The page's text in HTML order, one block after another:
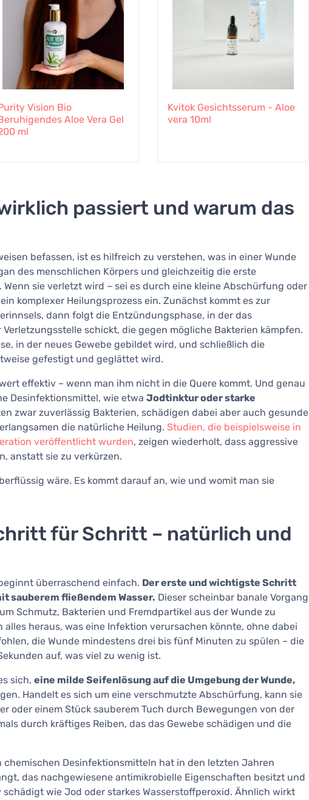
Vision Bio
Aloe Vera Gel
ml
Kvitok Gesichtsserum - Aloe
vera 10ml
passiert und warum das
befassen, ist es hilfreich zu verstehen, was in einer Wunde
des menschlichen Körpers und gleichzeitig die erste
sie verletzt wird – sei es durch eine kleine Abschürfung oder
komplexer Heilungsprozess ein. Zunächst kommt es zur
dann folgt die Entzündungsphase, in der das
schickt, die gegen mögliche Bakterien kämpfen.
in der neues Gewebe gebildet wird, und schließlich die
gefestigt und geglättet wird.
effektiv – wenn man ihm nicht in die Quere kommt. Und genau
Desinfektionsmittel, wie etwa Jodtinktur oder starke
zwar zuverlässig Bakterien, schädigen dabei aber auch gesunde
die natürliche Heilung. Studien, die beispielsweise in
veröffentlicht wurden, zeigen wiederholt, dass aggressive
anstatt sie zu verkürzen.
wäre. Es kommt darauf an, wie und womit man sie
für Schritt – natürlich und
überraschend einfach. Der erste und wichtigste Schritt
sauberem fließendem Wasser. Dieser scheinbar banale Vorgang
Schmutz, Bakterien und Fremdpartikel aus der Wunde zu
heraus, was eine Infektion verursachen könnte, ohne dabei
die Wunde mindestens drei bis fünf Minuten zu spülen – die
auf, was viel zu wenig ist.
sich, eine milde Seifenlösung auf die Umgebung der Wunde,
Handelt es sich um eine verschmutzte Abschürfung, kann sie
oder einem Stück sauberem Tuch durch Bewegungen von der
durch kräftiges Reiben, das das Gewebe schädigen und die
Desinfektionsmitteln hat in den letzten Jahren
das nachgewiesene antimikrobielle Eigenschaften besitzt und
wie Jod oder starkes Wasserstoffperoxid. Ähnlich wirkt